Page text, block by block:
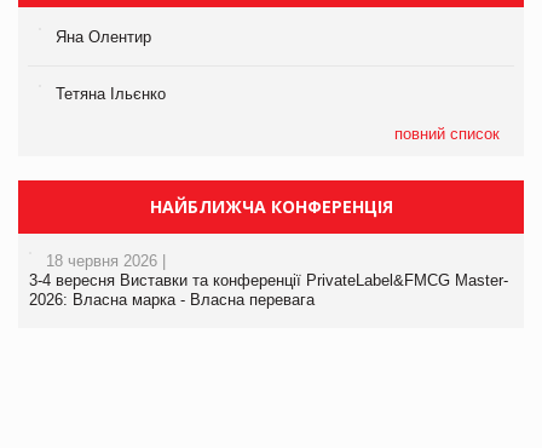
Яна Олентир
Тетяна Ільєнко
повний список
НАЙБЛИЖЧА КОНФЕРЕНЦІЯ
18 червня 2026 |
3-4 вересня Виставки та конференції PrivateLabel&FMCG Master-
2026: Власна марка - Власна перевага